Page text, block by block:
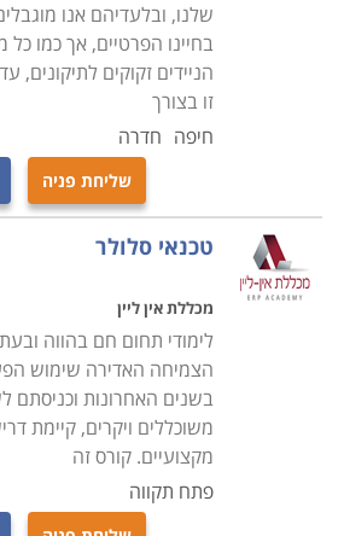
שלנו, ובלעדיהם אנו
בחיינו הפרטיים, אך כמו
הניידים זקוקים לתיקונים,
זו בצורך
חיפה חדרה
שליחת פניה
טכנאי סלולר
מכללת אין ליין
לימודי תחום חם בהווה
הצמיחה האדירה שימוש
בשנים האחרונות וכניסתם
משוכללים ויקרים, קיימת
מקצועיים. קורס זה
פתח תקווה